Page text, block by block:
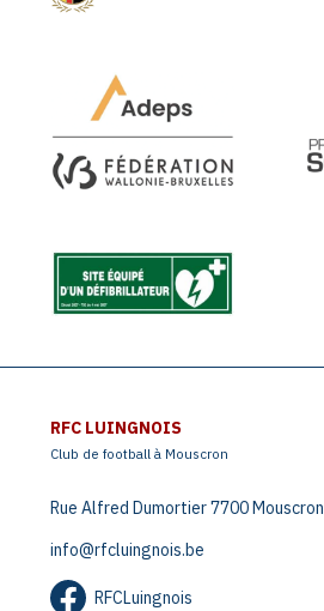
RFC LUINGNOIS
Club de football à Mouscron
Rue Alfred Dumortier 7700 Mouscron
info@rfcluingnois.be
RFCLuingnois